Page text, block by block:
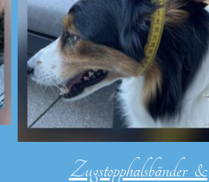
Zugstopphalsbänder &